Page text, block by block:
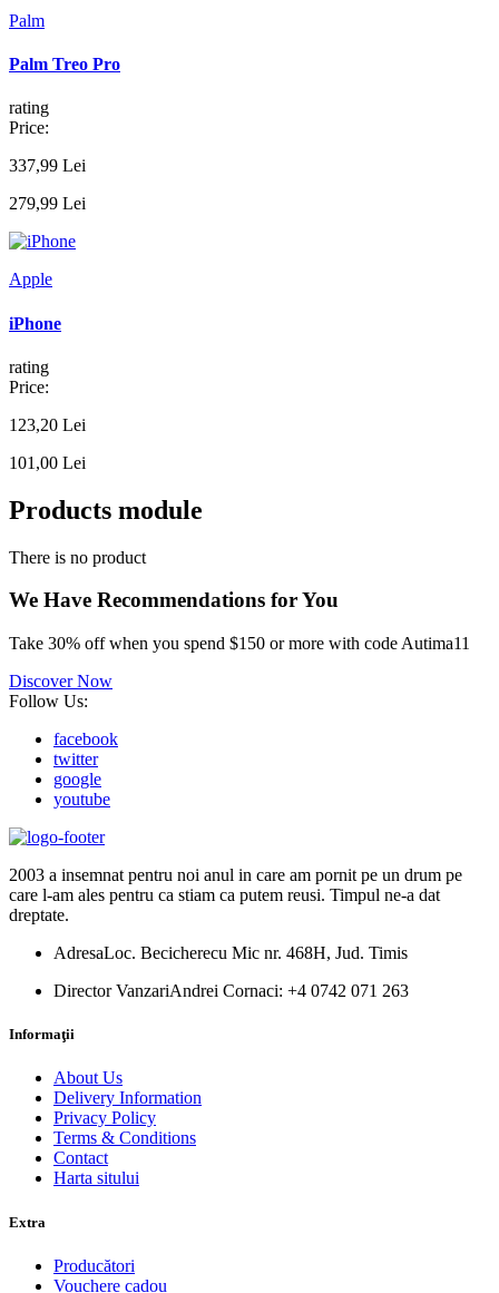
Palm
Palm Treo Pro
rating
Price:
337,99 Lei
279,99 Lei
Apple
iPhone
rating
Price:
123,20 Lei
101,00 Lei
Products module
There is no product
We Have Recommendations for You
Take 30% off when you spend $150 or more with code Autima11
Discover Now
Follow Us:
facebook
twitter
google
youtube
2003 a insemnat pentru noi anul in care am pornit pe un drum pe
care l-am ales pentru ca stiam ca putem reusi. Timpul ne-a dat
dreptate.
AdresaLoc. Becicherecu Mic nr. 468H, Jud. Timis
Director VanzariAndrei Cornaci: +4 0742 071 263
Informaţii
About Us
Delivery Information
Privacy Policy
Terms & Conditions
Contact
Harta sitului
Extra
Producători
Vouchere cadou